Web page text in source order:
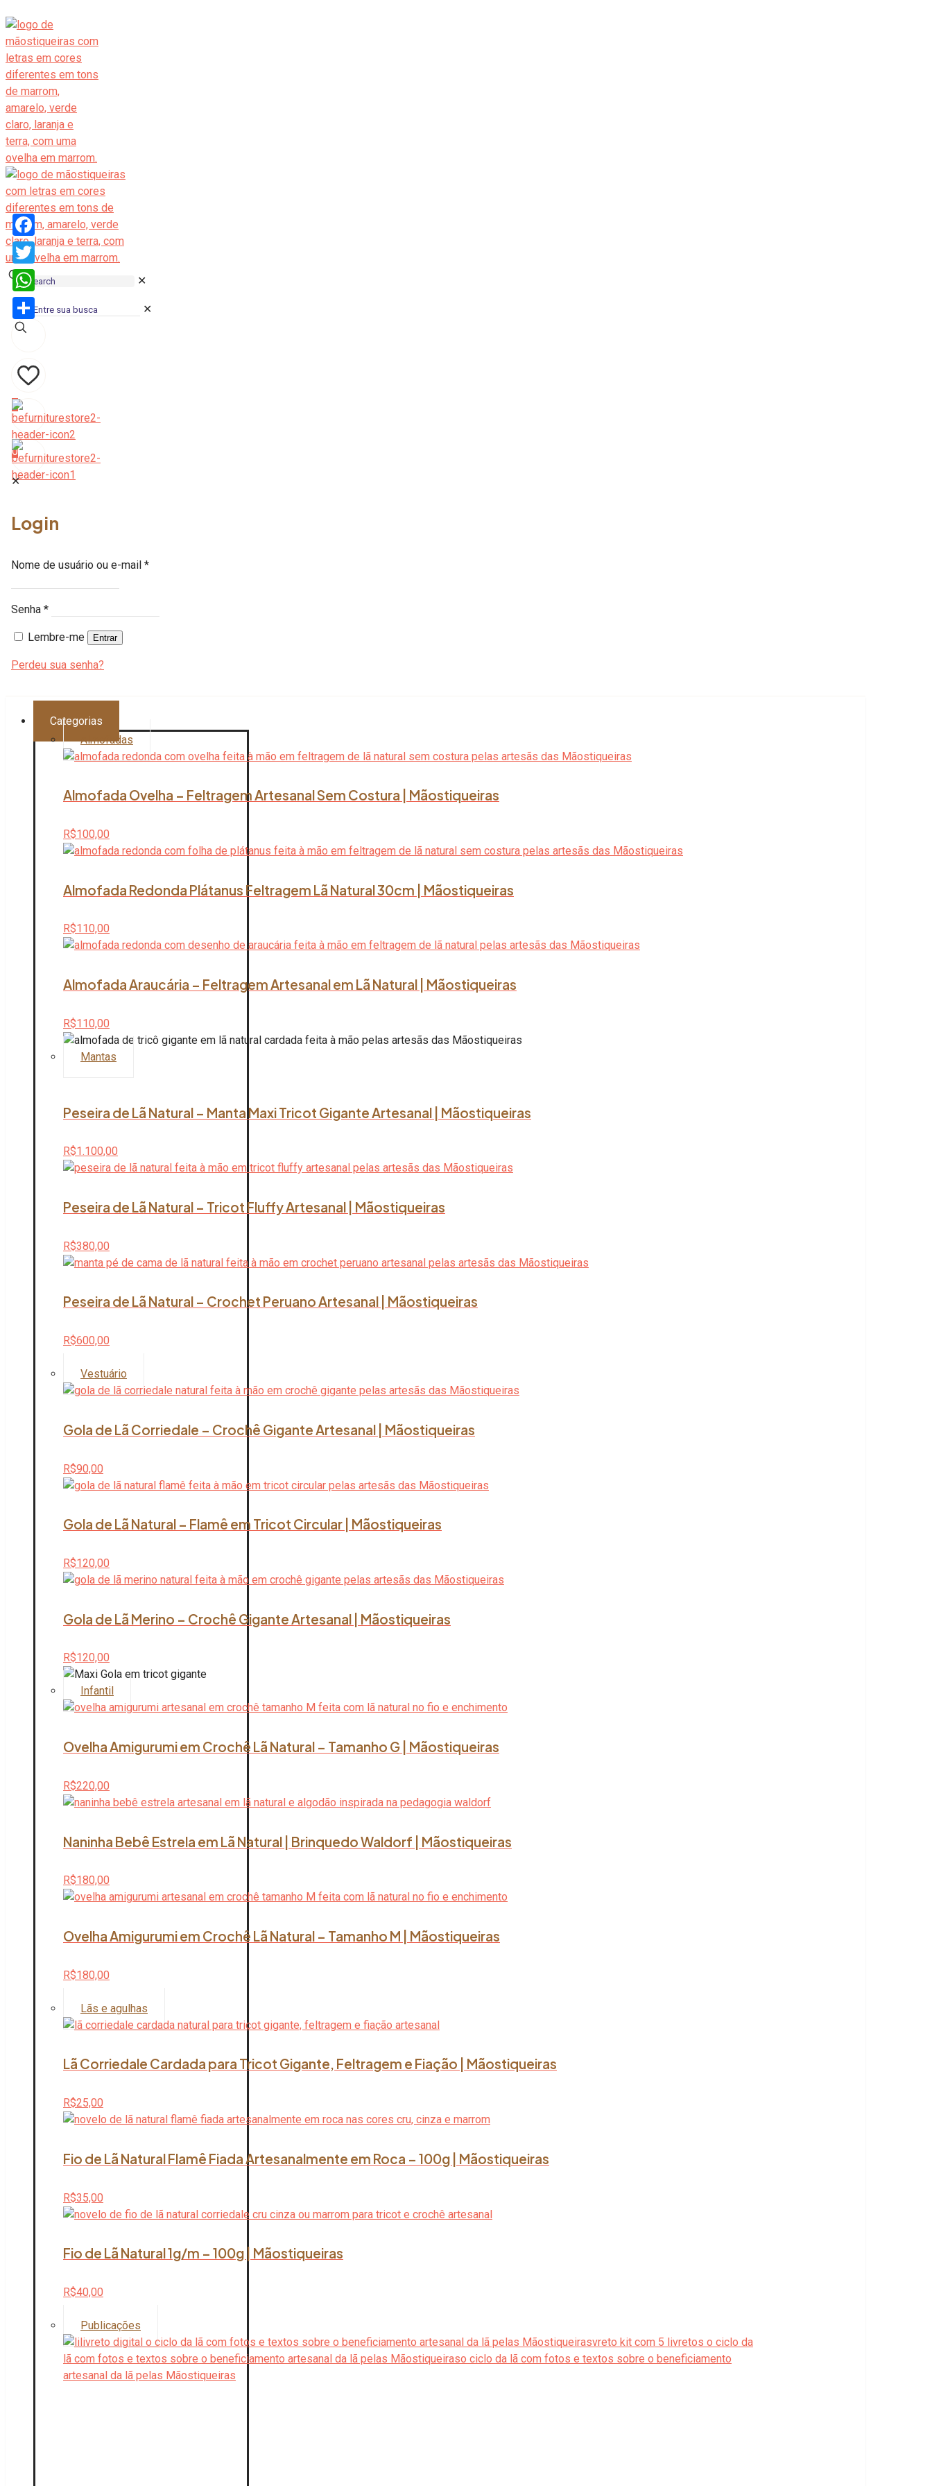
✕
✕
0
0
✕
Login
Nome de usuário ou e-mail *
Senha *
Lembre-me Entrar
Perdeu sua senha?
Categorias
Almofadas
Almofada Ovelha – Feltragem Artesanal Sem Costura | Mãostiqueiras
R$100,00
Almofada Redonda Plátanus Feltragem Lã Natural 30cm | Mãostiqueiras
R$110,00
Almofada Araucária – Feltragem Artesanal em Lã Natural | Mãostiqueiras
R$110,00
Mantas
Peseira de Lã Natural – Manta Maxi Tricot Gigante Artesanal | Mãostiqueiras
R$1.100,00
Peseira de Lã Natural – Tricot Fluffy Artesanal | Mãostiqueiras
R$380,00
Peseira de Lã Natural – Crochet Peruano Artesanal | Mãostiqueiras
R$600,00
Vestuário
Gola de Lã Corriedale – Crochê Gigante Artesanal | Mãostiqueiras
R$90,00
Gola de Lã Natural – Flamê em Tricot Circular | Mãostiqueiras
R$120,00
Gola de Lã Merino – Crochê Gigante Artesanal | Mãostiqueiras
R$120,00
Infantil
Ovelha Amigurumi em Crochê Lã Natural – Tamanho G | Mãostiqueiras
R$220,00
Naninha Bebê Estrela em Lã Natural | Brinquedo Waldorf | Mãostiqueiras
R$180,00
Ovelha Amigurumi em Crochê Lã Natural – Tamanho M | Mãostiqueiras
R$180,00
Lãs e agulhas
Lã Corriedale Cardada para Tricot Gigante, Feltragem e Fiação | Mãostiqueiras
R$25,00
Fio de Lã Natural Flamê Fiada Artesanalmente em Roca – 100g | Mãostiqueiras
R$35,00
Fio de Lã Natural 1g/m – 100g | Mãostiqueiras
R$40,00
Publicações
Facebook
Twitter
WhatsApp
Share